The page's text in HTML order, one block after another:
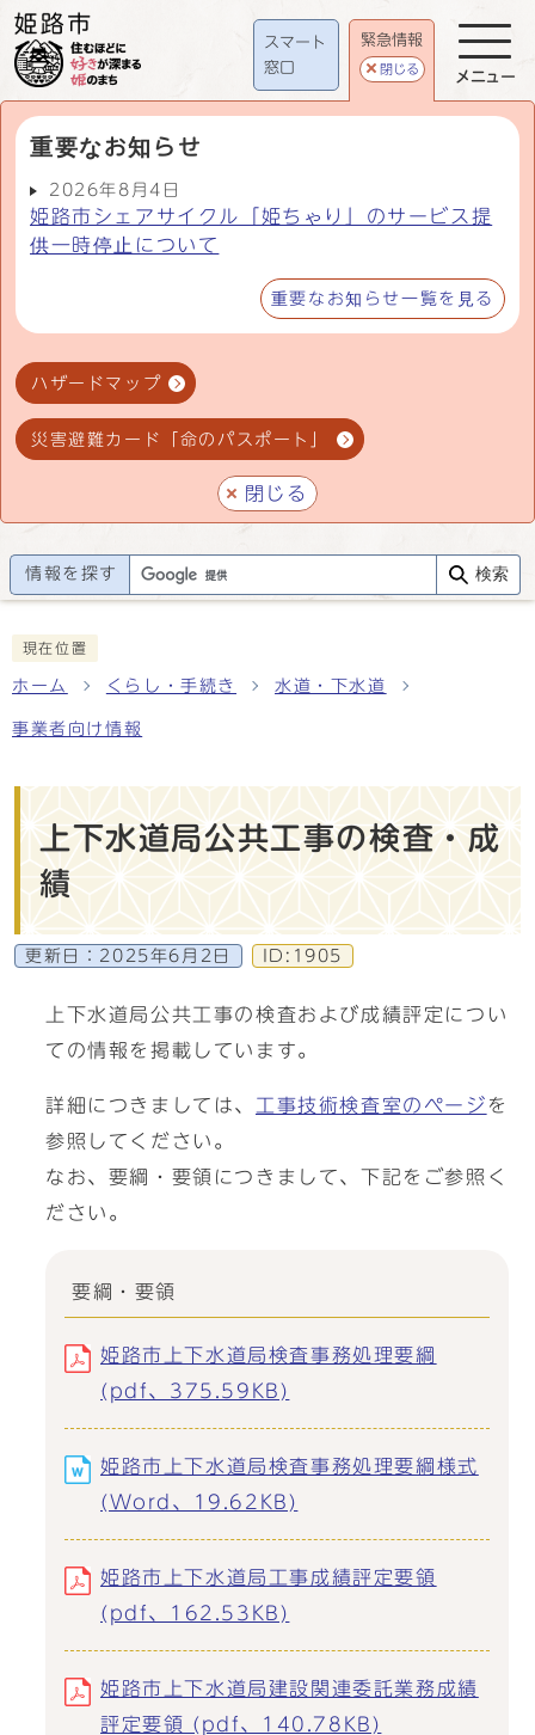
スマート
窓口
緊急情報
閉じる
重要なお知らせ
2026年8月4日
姫路市シェアサイクル「姫ちゃり」のサービス提
供一時停止について
重要なお知らせ一覧を見る
ハザードマップ
災害避難カード「命のパスポート」
閉じる
メニュー
情報を探す 検索
現在位置
ホーム くらし・手続き 水道・下水道
事業者向け情報
上下水道局公共工事の検査・成
績
更新日： 2025年6月2日 ID:1905
上下水道局公共工事の検査および成績評定につい
ての情報を掲載しています。
詳細につきましては、 工事技術検査室のページ を
参照してください。
なお、要綱・要領につきまして、下記をご参照く
ださい。
要綱・要領
姫路市上下水道局検査事務処理要綱
(pdf、375.59KB)
姫路市上下水道局検査事務処理要綱様式
(Word、19.62KB)
姫路市上下水道局工事成績評定要領
(pdf、162.53KB)
姫路市上下水道局建設関連委託業務成績
評定要領 (pdf、140.78KB)